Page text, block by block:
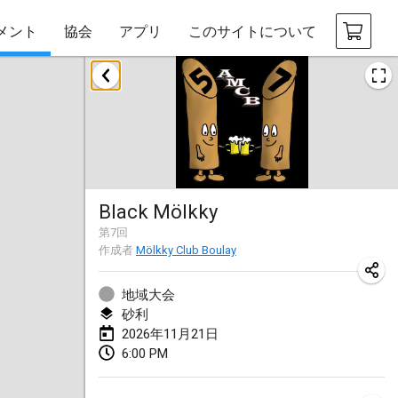
ント 協会 アプリ このサイトについて
Black Mölkky
第7回
作成者 Mölkky Club Boulay
地域大会
砂利
2026年11月21日
6:00 PM
2026年8月
Challenge des Ducasses
2026年8月9日|ベルギー
Mölkky on the Beach
2026年8月11日
MM - World Championships
2026年8月14日|フィンランド
Coney Island Open
2026年8月22日
Grand Prix Polski 2026 - Round 5 (Final)